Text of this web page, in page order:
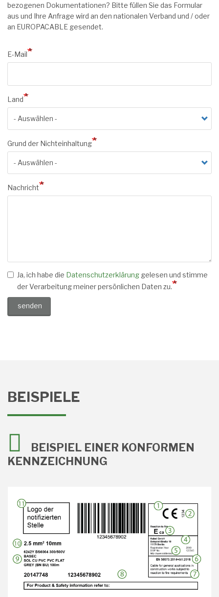
bezogenen Dokumentationen? Bitte füllen Sie das Formular
aus und Ihre Anfrage wird an den nationalen Verband und / oder
an EUROPACABLE gesendet.
E-Mail
Land
Grund der Nichteinhaltung
Nachricht
Ja, ich habe die Datenschutzerklärung gelesen und stimme
der Verarbeitung meiner persönlichen Daten zu.
senden
BEISPIELE
BEISPIEL EINER KONFORMEN
KENNZEICHNUNG